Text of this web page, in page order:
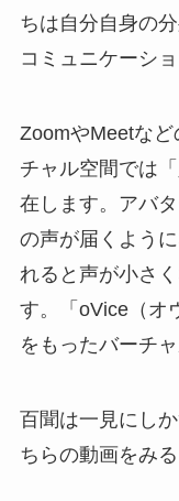
ちは自分自身の
コミュニケーシ
ZoomやMeetな
チャル空間では
在します。アバ
の声が届くよう
れると声が小さ
す。「oVice（オ
をもったバーチ
百聞は一見にし
ちらの動画をみ